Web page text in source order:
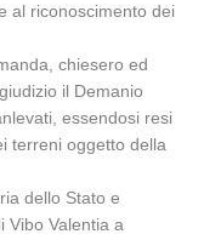
al riconoscimento dei
chiesero ed
il Demanio
essendosi resi
terreni oggetto della
dello Stato e
Vibo Valentia a